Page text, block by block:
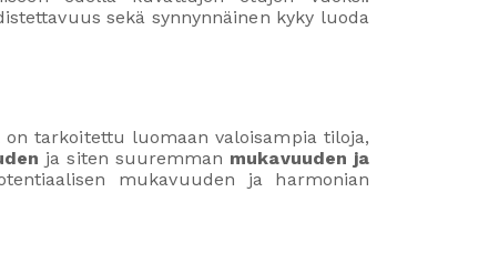
sekä synnynnäinen kyky luoda
on tarkoitettu luomaan valoisampia tiloja,
ja siten suuremman mukavuuden ja
mukavuuden ja harmonian